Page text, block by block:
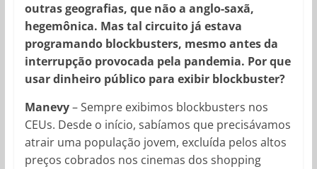
outras geografias, que não a anglo-saxã,
hegemônica. Mas tal circuito já estava
programando blockbusters, mesmo antes da
interrupção provocada pela pandemia. Por que
usar dinheiro público para exibir blockbuster?
Manevy– Sempre exibimos blockbusters nos
CEUs. Desde o início, sabíamos que precisávamos
atrair uma população jovem, excluída pelos altos
preços cobrados nos cinemas dos shopping